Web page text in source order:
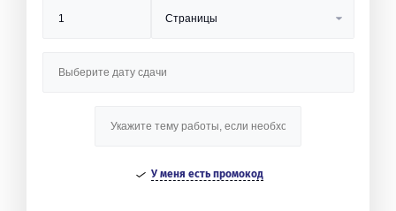
У меня есть промокод